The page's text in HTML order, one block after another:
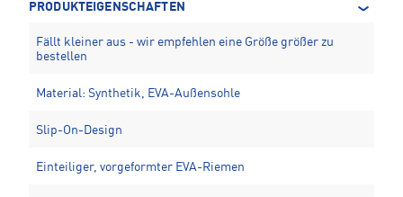
PRODUKTEIGENSCHAFTEN
Fällt kleiner aus - wir empfehlen eine Größe größer zu
bestellen
Material: Synthetik, EVA-Außensohle
Slip-On-Design
Einteiliger, vorgeformter EVA-Riemen